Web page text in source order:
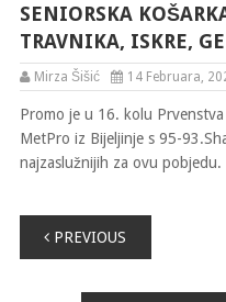
SENIORSKA
TRAVNIKA, ISKRE,
Mirza Šišić 14 Februara,
Promo je u 16. kolu
MetPro iz Bijeljinje s 95-
najzaslužnijih za ovu
Navigacija
PREVIOUS